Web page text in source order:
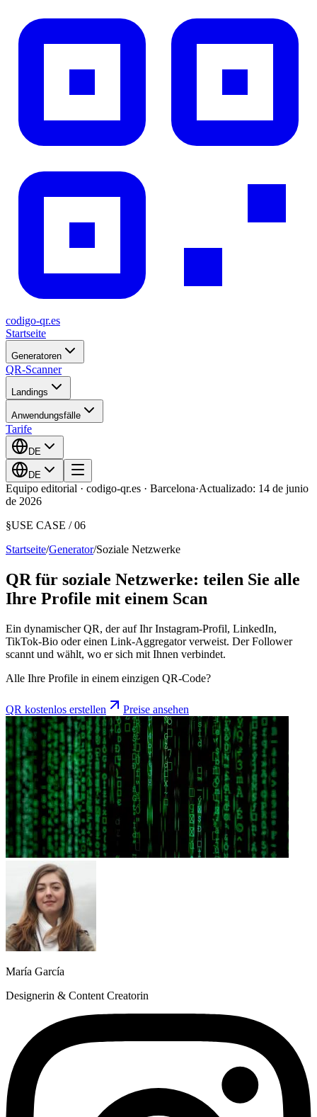
codigo-qr.es
Startseite
Generatoren
QR-Scanner
Landings
Anwendungsfälle
Tarife
DE
DE
Equipo editorial · codigo-qr.es · Barcelona·Actualizado: 14 de junio
de 2026
§USE CASE /06
Startseite/Generator/Soziale Netzwerke
QR für soziale Netzwerke: teilen Sie alle
Ihre Profile mit einem Scan
Ein dynamischer QR, der auf Ihr Instagram-Profil, LinkedIn,
TikTok-Bio oder einen Link-Aggregator verweist. Der Follower
scannt und wählt, wo er sich mit Ihnen verbindet.
Alle Ihre Profile in einem einzigen QR-Code?
QR kostenlos erstellen Preise ansehen
María García
Designerin & Content Creatorin